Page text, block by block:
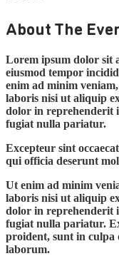
About The
Lorem ipsum dolor sit
eiusmod tempor
enim ad minim
laboris nisi ut aliquip
dolor in reprehenderit
fugiat nulla pariatur.
Excepteur sint
qui officia deserunt
Ut enim ad minim
laboris nisi ut aliquip
dolor in reprehenderit
fugiat nulla pariatur.
proident, sunt in culpa
laborum.